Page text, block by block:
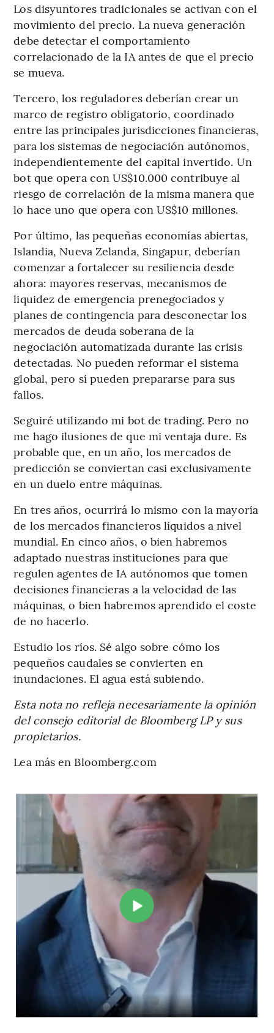
Los disyuntores tradicionales se activan con el
movimiento del precio. La nueva generación
debe detectar el comportamiento
correlacionado de la IA antes de que el precio
se mueva.
Tercero, los reguladores deberían crear un
marco de registro obligatorio, coordinado
entre las principales jurisdicciones financieras,
para los sistemas de negociación autónomos,
independientemente del capital invertido. Un
bot que opera con US$10.000 contribuye al
riesgo de correlación de la misma manera que
lo hace uno que opera con US$10 millones.
Por último, las pequeñas economías abiertas,
Islandia, Nueva Zelanda, Singapur, deberían
comenzar a fortalecer su resiliencia desde
ahora: mayores reservas, mecanismos de
liquidez de emergencia prenegociados y
planes de contingencia para desconectar los
mercados de deuda soberana de la
negociación automatizada durante las crisis
detectadas. No pueden reformar el sistema
global, pero sí pueden prepararse para sus
fallos.
Seguiré utilizando mi bot de trading. Pero no
me hago ilusiones de que mi ventaja dure. Es
probable que, en un año, los mercados de
predicción se conviertan casi exclusivamente
en un duelo entre máquinas.
En tres años, ocurrirá lo mismo con la mayoría
de los mercados financieros líquidos a nivel
mundial. En cinco años, o bien habremos
adaptado nuestras instituciones para que
regulen agentes de IA autónomos que tomen
decisiones financieras a la velocidad de las
máquinas, o bien habremos aprendido el coste
de no hacerlo.
Estudio los ríos. Sé algo sobre cómo los
pequeños caudales se convierten en
inundaciones. El agua está subiendo.
Esta nota no refleja necesariamente la opinión
del consejo editorial de Bloomberg LP y sus
propietarios.
Lea más en Bloomberg.com